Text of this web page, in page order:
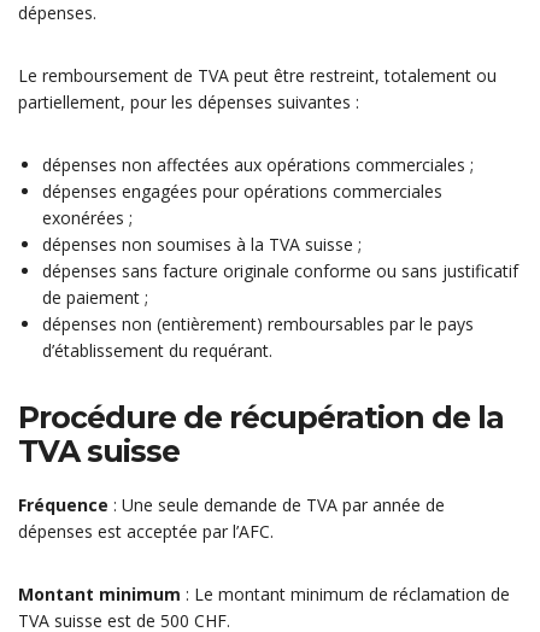
dépenses.
Le remboursement de TVA peut être restreint, totalement ou
partiellement, pour les dépenses suivantes :
dépenses non affectées aux opérations commerciales ;
dépenses engagées pour opérations commerciales
exonérées ;
dépenses non soumises à la TVA suisse ;
dépenses sans facture originale conforme ou sans justificatif
de paiement ;
dépenses non (entièrement) remboursables par le pays
d’établissement du requérant.
Procédure de récupération de la
TVA suisse
Fréquence : Une seule demande de TVA par année de
dépenses est acceptée par l’AFC.
Montant minimum : Le montant minimum de réclamation de
TVA suisse est de 500 CHF.